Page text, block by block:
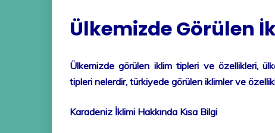
Ülkemizde Görülen
Ülkemizde görülen iklim tipleri ve özellikleri,
tipleri nelerdir, türkiyede görülen iklimler ve
Karadeniz İklimi Hakkında Kısa Bilgi